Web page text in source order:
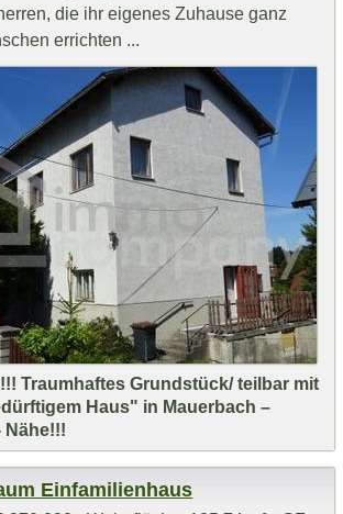
die ihr eigenes Zuhause ganz
errichten ...
Traumhaftes Grundstück/ teilbar mit
Haus" in Mauerbach –
Nähe!!!
Einfamilienhaus